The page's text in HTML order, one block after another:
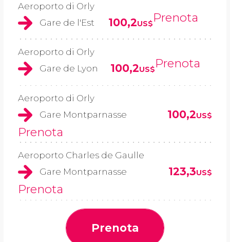
Aeroporto di Orly
Gare de l'Est
100,2US$Prenota
Aeroporto di Orly
Gare de Lyon
100,2US$Prenota
Aeroporto di Orly
Gare Montparnasse
100,2US$
Prenota
Aeroporto Charles de Gaulle
Gare Montparnasse
123,3US$
Prenota
Prenota